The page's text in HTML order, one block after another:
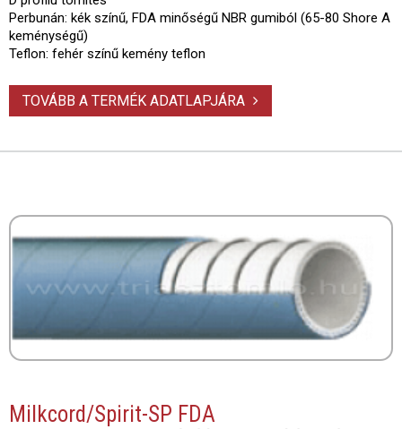
Perbunán: kék színű, FDA minőségű NBR gumiból (65-80 Shore A
keménységű)
Teflon: fehér színű kemény teflon
TOVÁBB A TERMÉK ADATLAPJÁRA
Milkcord/Spirit-SP FDA